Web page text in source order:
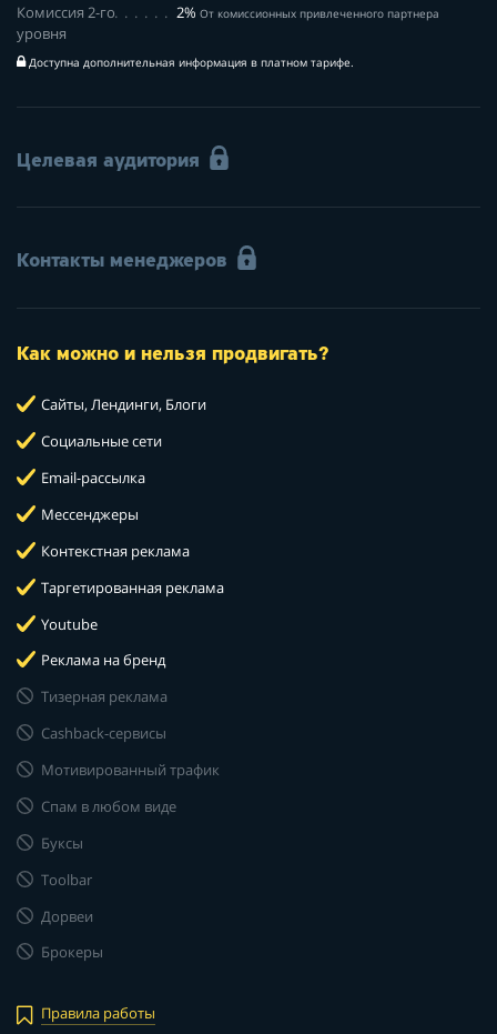
Комиссия 2-го
уровня
2%От комиссионных привлеченного партнера
Доступна дополнительная информация в платном тарифе.
Целевая аудитория
Контакты менеджеров
Как можно и нельзя продвигать?
Сайты, Лендинги, Блоги
Социальные сети
Email-рассылка
Мессенджеры
Контекстная реклама
Таргетированная реклама
Youtube
Реклама на бренд
Тизерная реклама
Cashback-сервисы
Мотивированный трафик
Спам в любом виде
Буксы
Toolbar
Дорвеи
Брокеры
Правила работы